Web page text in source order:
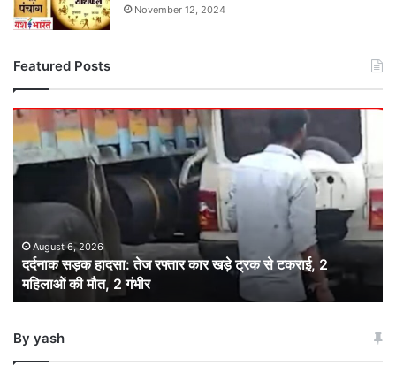
November 12, 2024
Featured Posts
दर्दनाक
हादसा:
तेज
कार
ट्रक
टकराई,
2
की
मौत,
August 6, 2026
दर्दनाक सड़क हादसा: तेज रफ्तार कार खड़े ट्रक से टकराई, 2
महिलाओं की मौत, 2 गंभीर
By yash